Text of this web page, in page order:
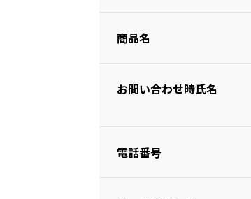
商品名
お問い合わせ時氏名
電話番号